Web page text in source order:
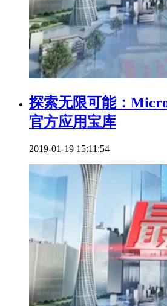
探索无限可能：
官方应用宝库
2019-01-19 15:11:54